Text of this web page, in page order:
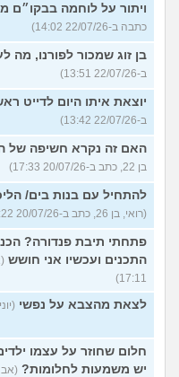
ויתור על לוחמה בבקו״ם
כתבה ב-22/07/26 14:02)
בן זוג שמכור לפורנו, מה
ב-22/07/26 13:51)
יוצאת איתו היום לדייט
ב-22/07/26 13:42)
האם זה נקרא חשיפה של
בן 22, כתב ב-20/07/26 17:33)
להתחיל עם בנות בים/
(רואי, בן 26, כתב ב-20/07/26 17:22)
פתחתי תיבת פנדורה?
התכנים ועכשיו אני חושש
17:11)
לצאת מהצבא על נפשי (יוני, בן 19,
חלום שחוזר על עצמו
יש משמעות לחלומות?